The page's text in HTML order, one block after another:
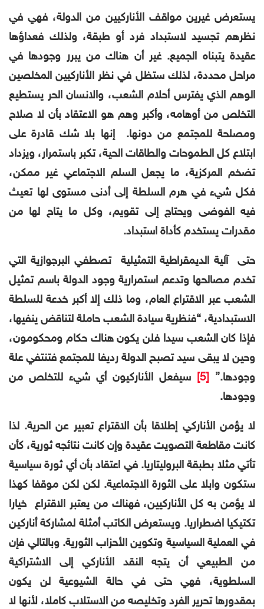
يستعرض غيرين مواقف الأناركيين من الدولة، فهي في
نظرهم تجسيد لاستبداد فرد أو طبقة، ولذلك فعداؤها
عقيدة يتبناه الجميع. غير أن هناك من يبرر وجودها في
مراحل محددة، لذلك ستظل في نظر الأناركيين المخلصين
الوهم الذي يفترس أحلام الشعب، والانسان الحر يستطيع
التخلص من أوهامه، وأكبر وهم هو الاعتقاد بأن لا صلاح
ومصلحة للمجتمع من دونها. إنها بلا شك قادرة على
ابتلاع كل الطموحات والطاقات الحية، تكبر باستمرار، ويزداد
تضخم المركزية، ما يجعل السلم الاجتماعي غير ممكن،
فكل شيء في هرم السلطة إلى أدنى مستوى لها تعيث
فيه الفوضى ويحتاج إلى تقويم، وكل ما يتاح لها من
مقدرات يستخدم كأداة استبداد.
حتى آلية الديمقراطية التمثيلية تصطفي البرجوازية التي
تخدم مصالحها وتدعم استمرارية وجود الدولة باسم تمثيل
الشعب عبر الاقتراع العام، وما ذلك إلا أكبر خدعة للسلطة
الاستبدادية، “فنظرية سيادة الشعب حاملة لتناقض ينفيها،
فإذا كان الشعب سيدا فلن يكون هناك حكام ومحكومون،
وحين لا يبقى سيد تصبح الدولة رديفا للمجتمع فتنتفي علة
وجودها.”
[5]
سيفعل الأناركيون أي شيء للتخلص من
وجودها.
لا يؤمن الأناركي إطلاقا بأن الاقتراع تعبير عن الحرية. لذا
كانت مقاطعة التصويت عقيدة وإن كانت نتائجه ثورية، كأن
تأتي مثلا بطبقة البروليتاريا. في اعتقاد بأن أي ثورة سياسية
ستكون وابلا على الثورة الاجتماعية. لكن لكن موقفا كهذا
لا يؤمن به كل الأناركيين، فهناك من يعتبر الاقتراع خيارا
تكتيكيا اضطراريا. ويستعرض الكاتب أمثلة لمشاركة أناركين
في العملية السياسية وتكوين الأحزاب الثورية. وبالتالي فإن
من الطبيعي أن يتجه النقد الأناركي إلى الاشتراكية
السلطوية، فهي حتى في حالة الشيوعية لن يكون
بمقدورها تحرير الفرد وتخليصه من الاستلاب كاملا، لأنها لا